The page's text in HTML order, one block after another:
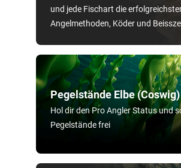
Pegelstände Elbe (Coswig)
Hol dir den Pro Angler Status und
Pegelstände frei
und jede Fischart die
Angelmethoden, Köder und